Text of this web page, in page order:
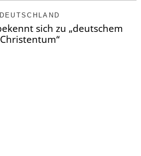
DEUTSCHLAND
sich zu „deutschem
Christentum“